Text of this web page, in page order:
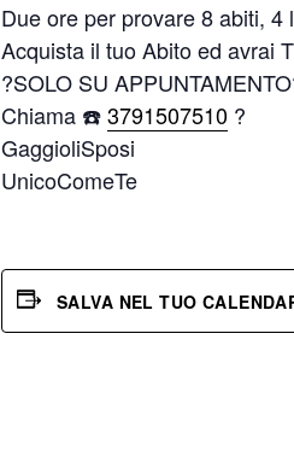
Due ore per provare 8 abiti,
Acquista il tuo Abito ed avrai
?SOLO SU
Chiama ☎️3791507510 ?
GaggioliSposi
UnicoComeTe
SALVA NEL TUO